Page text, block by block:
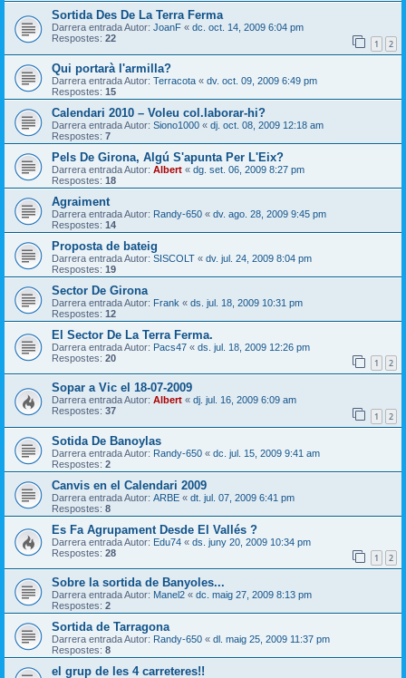
Sortida Des De La Terra Ferma
Darrera entrada Autor: JoanF « dc. oct. 14, 2009 6:04 pm
Respostes: 22 1 2
Qui portarà l'armilla?
Darrera entrada Autor: Terracota « dv. oct. 09, 2009 6:49 pm
Respostes: 15
Calendari 2010 – Voleu col.laborar-hi?
Darrera entrada Autor: Siono1000 « dj. oct. 08, 2009 12:18 am
Respostes: 7
Pels De Girona, Algú S'apunta Per L'Eix?
Darrera entrada Autor: Albert « dg. set. 06, 2009 8:27 pm
Respostes: 18
Agraiment
Darrera entrada Autor: Randy-650 « dv. ago. 28, 2009 9:45 pm
Respostes: 14
Proposta de bateig
Darrera entrada Autor: SISCOLT « dv. jul. 24, 2009 8:04 pm
Respostes: 19
Sector De Girona
Darrera entrada Autor: Frank « ds. jul. 18, 2009 10:31 pm
Respostes: 12
El Sector De La Terra Ferma.
Darrera entrada Autor: Pacs47 « ds. jul. 18, 2009 12:26 pm
Respostes: 20 1 2
Sopar a Vic el 18-07-2009
Darrera entrada Autor: Albert « dj. jul. 16, 2009 6:09 am
Respostes: 37 1 2
Sotida De Banoylas
Darrera entrada Autor: Randy-650 « dc. jul. 15, 2009 9:41 am
Respostes: 2
Canvis en el Calendari 2009
Darrera entrada Autor: ARBE « dt. jul. 07, 2009 6:41 pm
Respostes: 8
Es Fa Agrupament Desde El Vallés ?
Darrera entrada Autor: Edu74 « ds. juny 20, 2009 10:34 pm
Respostes: 28 1 2
Sobre la sortida de Banyoles...
Darrera entrada Autor: Manel2 « dc. maig 27, 2009 8:13 pm
Respostes: 2
Sortida de Tarragona
Darrera entrada Autor: Randy-650 « dl. maig 25, 2009 11:37 pm
Respostes: 8
el grup de les 4 carreteres!!